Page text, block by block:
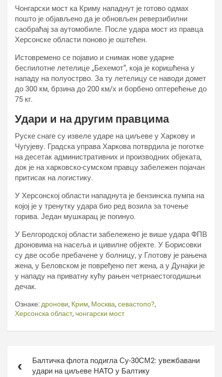
Чонгарски мост ка Криму нападнут је готово одмах
пошто је објављено да је обновљен реверзибилни
саобраћај за аутомобиле. После удара мост из правца
Херсонске области поново је оштећен.
Истовремено се појавио и снимак нове ударне
беспилотне летелице „Бехемот“, која је коришћена у
нападу на полуострво. За ту летелицу се наводи домет
до 300 км, брзина до 200 км/х и борбено оптерећење до
75 кг.
Удари и на другим правцима
Руске снаге су извеле ударе на циљеве у Харкову и
Чугујеву. Градска управа Харкова потврдила је поготке
на десетак административних и производних објеката,
док је на харковско-сумском правцу забележен појачан
притисак на логистику.
У Херсонској области нападнута је бензинска пумпа на
којој је у тренутку удара био ред возила за точење
горива. Један мушкарац је погинуо.
У Белгородској области забележено је више удара ФПВ
дроновима на насеља и цивилне објекте. У Борисовки
су две особе пребачене у болницу, у Глотову је рањена
жена, у Беловском је повређено пет жена, а у Дунајки је
у нападу на приватну кућу рањен четрнаестогодишњи
дечак.
Ознаке: дронови, Крим, Москва, севастопо?,
Херсонска област, чонгарски мост
чланкаБалтичка флота подигла Су-30СМ2: увежбавани
удари на циљеве НАТО у Балтику